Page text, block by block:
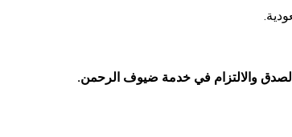
والالتزام في خدمة ضيوف الرحمن.